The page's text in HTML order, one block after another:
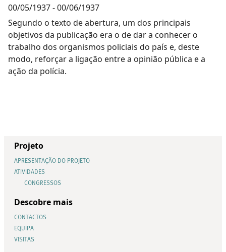
00/05/1937-00/06/1937
Segundo o texto de abertura, um dos principais
objetivos da publicação era o de dar a conhecer o
trabalho dos organismos policiais do país e, deste
modo, reforçar a ligação entre a opinião pública e a
ação da polícia.
Projeto
APRESENTAÇÃO DO PROJETO
ATIVIDADES
CONGRESSOS
Descobre mais
CONTACTOS
EQUIPA
VISITAS